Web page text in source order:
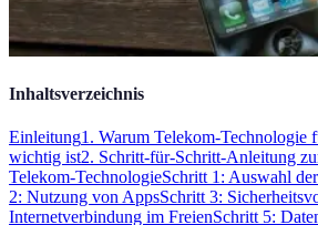
Inhaltsverzeichnis
Einleitung1. Warum Telekom-
wichtig ist2. Schritt-für-Schritt-Anleitung
Telekom-TechnologieSchritt 1: Auswahl
2: Nutzung von AppsSchritt 3:
Internetverbindung im FreienSchritt 5: